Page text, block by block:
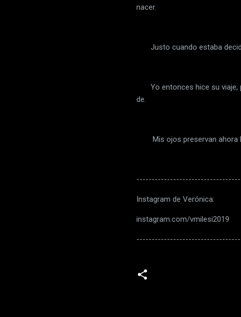
nacer.
Justo cuando estaba
Yo entonces hice su viaje,
de.
Mis ojos preservan ahora
Instagram de Verónica:
instagram.com/vmilesi2019